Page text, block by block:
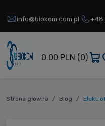
info@biokom.com.pl +48
0.00 PLN (0)
Strona główna Blog